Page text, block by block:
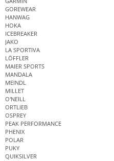
GOREWEAR
HANWAG
HOKA
ICEBREAKER
JAKO
LA SPORTIVA
LÖFFLER
MAIER SPORTS
MANDALA
MEINDL
MILLET
O'NEILL
ORTLIEB
OSPREY
PEAK PERFORMANCE
PHENIX
POLAR
PUKY
QUIKSILVER